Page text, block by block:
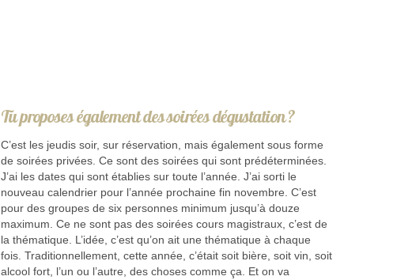
Tu proposes également des soirées dégustation ?
C’est les jeudis soir, sur réservation, mais également sous forme
de soirées privées. Ce sont des soirées qui sont prédéterminées.
J’ai les dates qui sont établies sur toute l’année. J’ai sorti le
nouveau calendrier pour l’année prochaine fin novembre. C’est
pour des groupes de six personnes minimum jusqu’à douze
maximum. Ce ne sont pas des soirées cours magistraux, c’est de
la thématique. L’idée, c’est qu’on ait une thématique à chaque
fois. Traditionnellement, cette année, c’était soit bière, soit vin, soit
alcool fort, l’un ou l’autre, des choses comme ça. Et on va